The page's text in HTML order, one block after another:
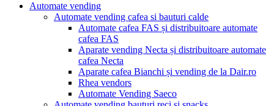
Automate vending
Automate vending cafea si bauturi calde
Automate cafea FAS și distribuitoare automate
cafea FAS
Aparate vending Necta și distribuitoare automate
cafea Necta
Aparate cafea Bianchi și vending de la Dair.ro
Rhea vendors
Automate Vending Saeco